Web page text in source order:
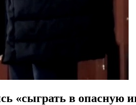
«сыграть в опасную